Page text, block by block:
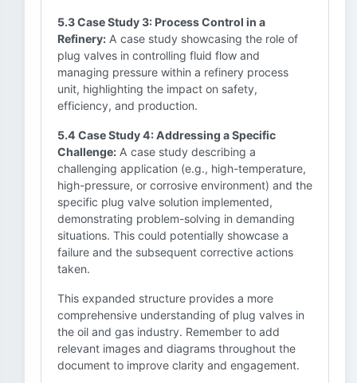
5.3 Case Study 3: Process Control in a
Refinery: A case study showcasing the role of
plug valves in controlling fluid flow and
managing pressure within a refinery process
unit, highlighting the impact on safety,
efficiency, and production.
5.4 Case Study 4: Addressing a Specific
Challenge: A case study describing a
challenging application (e.g., high-temperature,
high-pressure, or corrosive environment) and the
specific plug valve solution implemented,
demonstrating problem-solving in demanding
situations. This could potentially showcase a
failure and the subsequent corrective actions
taken.
This expanded structure provides a more
comprehensive understanding of plug valves in
the oil and gas industry. Remember to add
relevant images and diagrams throughout the
document to improve clarity and engagement.